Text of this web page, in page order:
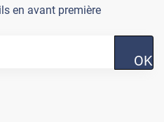
en avant première
OK